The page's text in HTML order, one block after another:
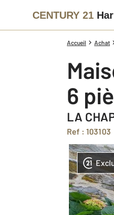
CENTURY 21
Accueil Achat
6
LA
Ref : 103103